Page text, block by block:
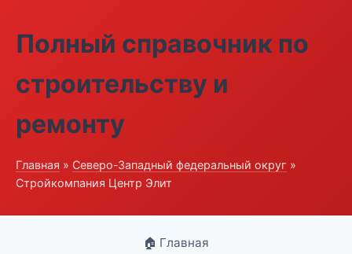
Полный справочник по
строительству и
ремонту
Главная » Северо-Западный федеральный округ »
Стройкомпания Центр Элит
🏠 Главная